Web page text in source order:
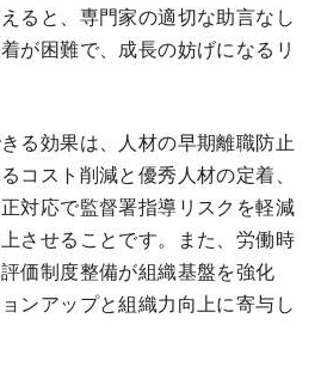
ると、専門家の適切な助言なし
が困難で、成長の妨げになるリ
る効果は、人材の早期離職防止
コスト削減と優秀人材の定着、
対応で監督署指導リスクを軽減
させることです。また、労働時
価制度整備が組織基盤を強化
ンアップと組織力向上に寄与し